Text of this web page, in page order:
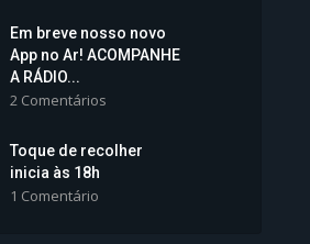
Sheila Lemos
posse nesta...
Modos de exibição
Em breve nosso novo
App no Ar! ACOMPANHE
A RÁDIO...
2 Comentários
Toque de recolher
inicia às 18h
1 Comentário